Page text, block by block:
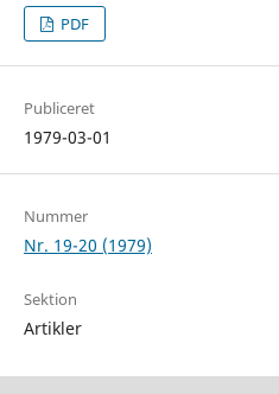
PDF
Publiceret
1979-03-01
Nummer
Nr. 19-20 (1979)
Sektion
Artikler